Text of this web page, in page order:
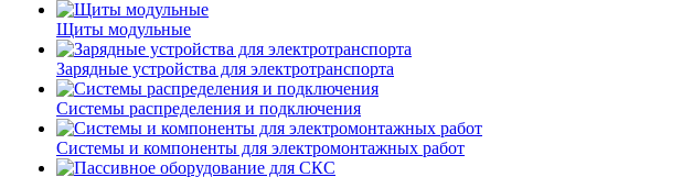
Щиты модульные
Зарядные устройства для электротранспорта
Системы распределения и подключения
Системы и компоненты для электромонтажных работ